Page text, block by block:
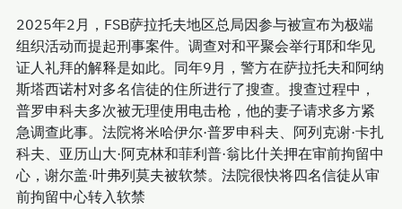
2025年2月，FSB萨拉托夫地区总局因参与被宣布为极端
组织活动而提起刑事案件。调查对和平聚会举行耶和华见
证人礼拜的解释是如此。同年9月，警方在萨拉托夫和阿纳
斯塔西诺村对多名信徒的住所进行了搜查。搜查过程中，
普罗申科夫多次被无理使用电击枪，他的妻子请求多方紧
急调查此事。法院将米哈伊尔·普罗申科夫、阿列克谢·卡扎
科夫、亚历山大·阿克林和菲利普·翁比什关押在审前拘留中
心，谢尔盖·叶弗列莫夫被软禁。法院很快将四名信徒从审
前拘留中心转入软禁